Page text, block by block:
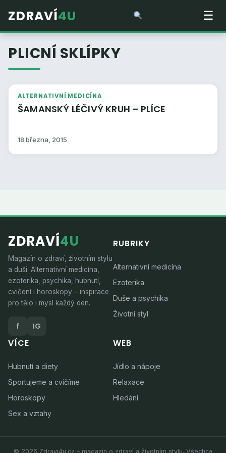
ZDRAVÍ4U ☰
PLICNÍ SKLÍPKY
ALTERNATIVNÍ MEDICÍNA
ŠAMANSKÝ LÉČIVÝ KRUH – PLÍCE
18 března, 2015
ZDRAVÍ4U
Magazín o zdraví, životním stylu
a duši. Alternativní medicína,
ezoterika, psychika, hubnutí,
cvičení i horoskopy – inspirace
pro tělo i mysl každý den.
f IG
RUBRIKY
Alternativní medicína
Ezoterika
Duše a psychika
Životní styl
VÍCE
Hubnutí a diety
Sportujeme a cvičíme
Horoskopy
Sex a vztahy
WEB
Jídlo a nápoje
Relaxace
Hledání
© 2026 Zdravi4u.cz – magazín o zdraví a životním stylu. Všechna